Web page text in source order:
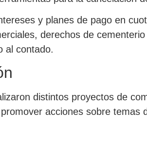
y planes de pago en
derechos de
al contado.
distintos proyectos de
acciones sobre temas